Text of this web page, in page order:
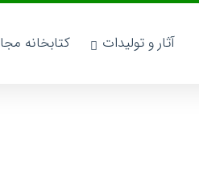
آثار و تولیدات کتابخانه